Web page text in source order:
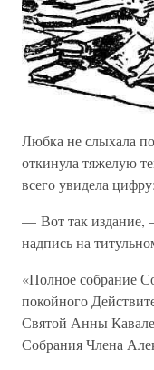
Любка не слыхала
откинула тяжелую
всего увидела
— Вот так издание,
надпись на
«Полное собрание
покойного
Святой Анны
Собрания Члена